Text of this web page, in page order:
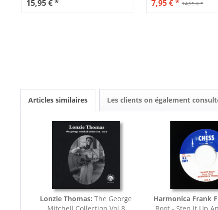
15,95 € * 14,95 € *
7,95 € *
Articles similaires Les clients on également
Lonzie Thomas: The George
Harmonica Frank